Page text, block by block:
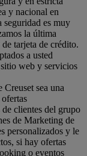
y nacional en
seguridad es muy
la última
tarjeta de crédito.
a usted
web y servicios
sea una
de clientes del grupo
de Marketing de
personalizados y le
si hay ofertas
o eventos